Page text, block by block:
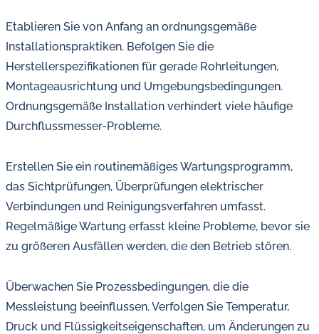
Etablieren Sie von Anfang an ordnungsgemäße
Installationspraktiken. Befolgen Sie die
Herstellerspezifikationen für gerade Rohrleitungen,
Montageausrichtung und Umgebungsbedingungen.
Ordnungsgemäße Installation verhindert viele häufige
Durchflussmesser-Probleme.
Erstellen Sie ein routinemäßiges Wartungsprogramm,
das Sichtprüfungen, Überprüfungen elektrischer
Verbindungen und Reinigungsverfahren umfasst.
Regelmäßige Wartung erfasst kleine Probleme, bevor sie
zu größeren Ausfällen werden, die den Betrieb stören.
Überwachen Sie Prozessbedingungen, die die
Messleistung beeinflussen. Verfolgen Sie Temperatur,
Druck und Flüssigkeitseigenschaften, um Änderungen zu